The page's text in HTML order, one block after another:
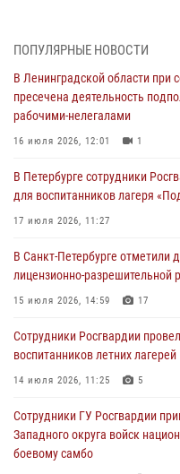
06 августа 2026, 13:39 1
В Центральном районе
хулигана, стрелявшего из
домами
06 августа 2026, 11:36
Сотрудники и
правопорядок при проведении
06 августа 2026, 07:30
В Выборгском районе наряд
разыскиваемый преступный
05 августа 2026, 12:25 2
Петербургские росгвардейцы
автомобиль, ранее
Ленобласти
ПОПУЛЯРНЫЕ НОВОСТИ
В Ленинградской области
пресечена деятельность
рабочими-нелегалами
16 июля 2026, 12:01 1
В Петербурге сотрудники
для воспитанников лагеря
17 июля 2026, 11:27
В Санкт-Петербурге отметили
лицензионно-разрешительной
15 июля 2026, 14:59 17
Сотрудники Росгвардии
воспитанников летних лагерей
14 июля 2026, 11:25 5
Сотрудники ГУ Росгвардии
Западного округа войск
боевому самбо